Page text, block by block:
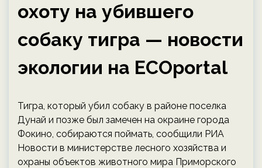
охоту на убившего
собаку тигра — новости
экологии на ECOportal
Тигра, который убил собаку в районе поселка
Дунай и позже был замечен на окраине города
Фокино, собираются поймать, сообщили РИА
Новости в министерстве лесного хозяйства и
охраны объектов животного мира Приморского